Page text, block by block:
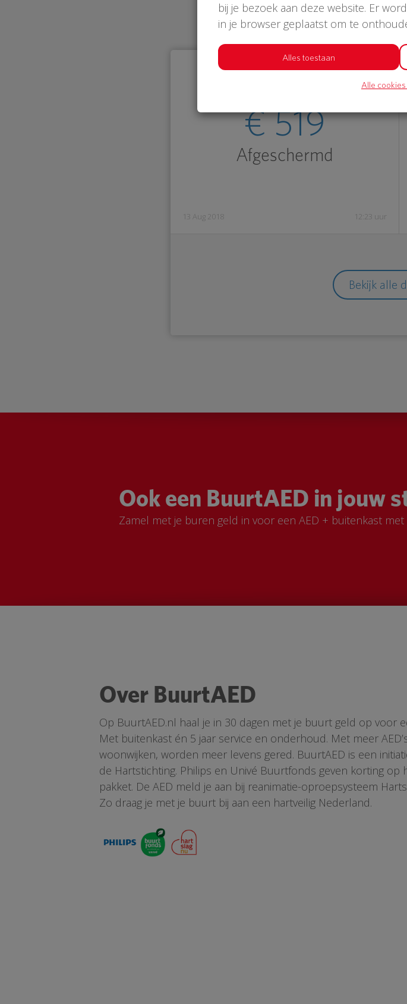
Laatste
€ 519
Afgeschermd
13 Aug 2018 12:23 uur
Bekijk alle
Ook een BuurtAED in jouw
Zamel met je buren geld in voor een AED + buitenkast
Over BuurtAED
Op BuurtAED.nl haal je in 30 dagen met je buurt geld op voor
Met buitenkast én 5 jaar service en onderhoud. Met meer
woonwijken, worden meer levens gered. BuurtAED is een
de Hartstichting. Philips en Univé Buurtfonds geven korting op
pakket. De AED meld je aan bij reanimatie-oproepsysteem
Zo draag je met je buurt bij aan een hartveilig Nederland.
bij je bezoek aan deze website. Er
in je browser geplaatst om te
Alles toestaan
Alle